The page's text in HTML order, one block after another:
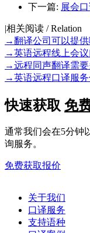
下一篇: 展会
|相关阅读 / Relation
→翻译公司可以提
→英语远程线上会
→远程同声翻译需
→英语远程口译服
快速获取 免
通常我们会在5分钟
询服务。
免费获取报价
关于我们
口译服务
支持语种